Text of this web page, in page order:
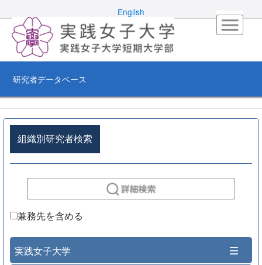
English
研究者データベース
組織別研究者検索
兼務先を含める
実践女子大学